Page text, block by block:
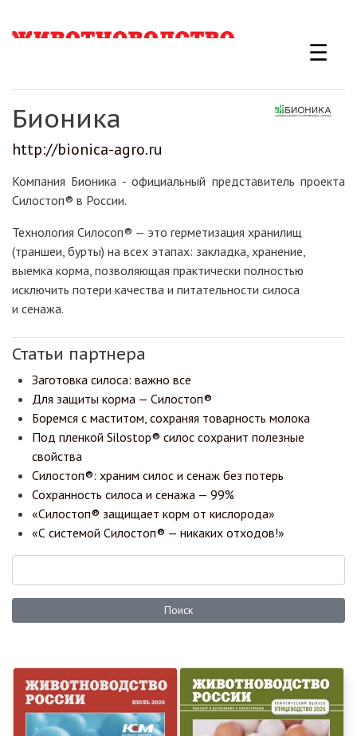
к
☰
Бионика
http://bionica-agro.ru
Компания Бионика - официальный представитель проекта
Силостоп® в России.
Технология Силосоп® — это герметизация хранилищ
(траншеи, бурты) на всех этапах: закладка, хранение,
выемка корма, позволяющая практически полностью
исключить потери качества и питательности силоса
и сенажа.
Статьи партнера
Заготовка силоса: важно все
Для защиты корма — Силостоп®
Боремся с маститом, сохраняя товарность молока
Под пленкой Silostop® силос сохранит полезные
свойства
Силостоп®: храним силос и сенаж без потерь
Сохранность силоса и сенажа — 99%
«Силостоп® защищает корм от кислорода»
«С системой Силостоп® — никаких отходов!»
Поиск